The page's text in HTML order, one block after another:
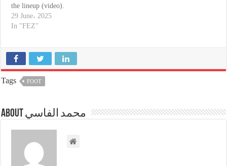
the lineup (video).
29 June، 2025
In "FEZ"
Tags FOOT
About محمد الفاسي